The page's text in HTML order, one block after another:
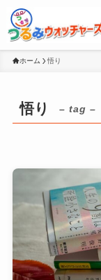
ホーム 悟り
悟り – tag –